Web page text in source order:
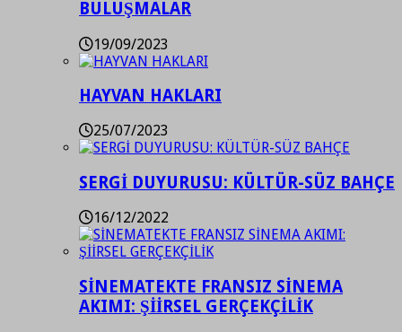
BULUŞMALAR
19/09/2023
HAYVAN HAKLARI
25/07/2023
SERGİ DUYURUSU: KÜLTÜR-SÜZ BAHÇE
16/12/2022
SİNEMATEKTE FRANSIZ SİNEMA
AKIMI: ŞİİRSEL GERÇEKÇİLİK